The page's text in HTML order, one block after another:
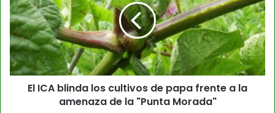
El ICA blinda los cultivos de papa frente a la
amenaza de la "Punta Morada"